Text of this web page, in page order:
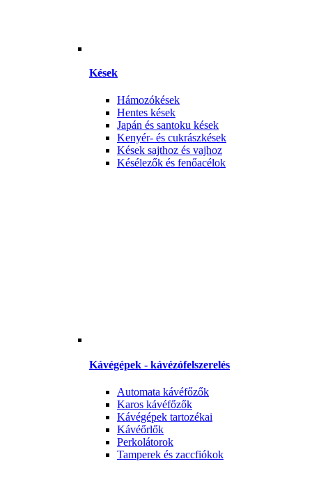
Kések
Hámozókések
Hentes kések
Japán és santoku kések
Kenyér- és cukrászkések
Kések sajthoz és vajhoz
Késélezők és fenőacélok
Kávégépek - kávézófelszerelés
Automata kávéfőzők
Karos kávéfőzők
Kávégépek tartozékai
Kávéőrlők
Perkolátorok
Tamperek és zaccfiókok